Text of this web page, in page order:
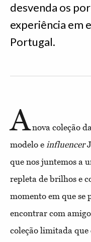
desvenda os
experiência em
Portugal.
Anova coleção
modelo e influencer
que nos juntemos a
repleta de brilhos e
momento em que se
encontrar com
coleção limitada